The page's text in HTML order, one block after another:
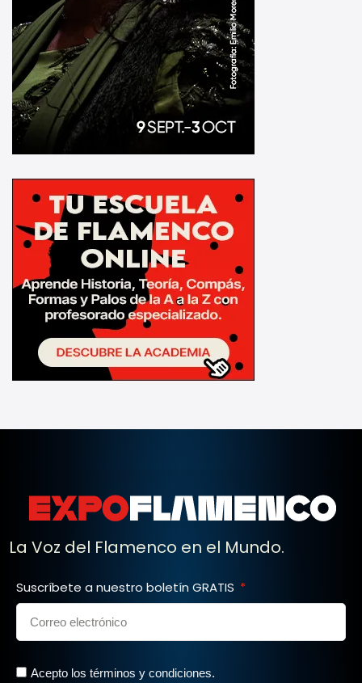
La Voz del Flamenco en el Mundo.
Suscríbete a nuestro boletín GRATIS
Acepto los términos y condiciones.